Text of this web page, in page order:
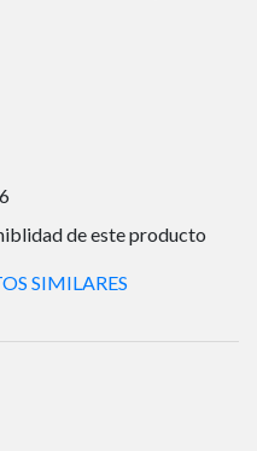
de este producto
SIMILARES